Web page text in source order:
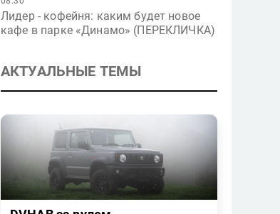
Лидер - кофейня: каким будет новое
кафе в парке «Динамо» (ПЕРЕКЛИЧКА)
АКТУАЛЬНЫЕ ТЕМЫ